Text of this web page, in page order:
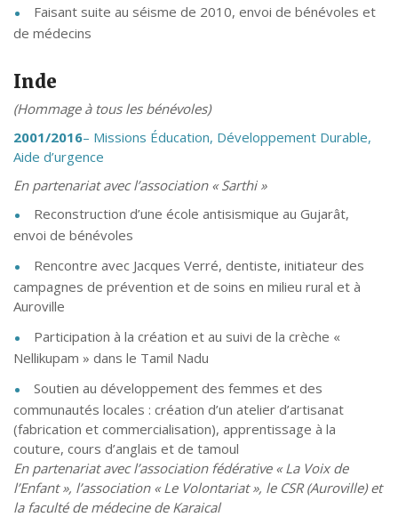
Faisant suite au séisme de 2010, envoi de bénévoles et
de médecins
Inde
(Hommage à tous les bénévoles)
2001/2016– Missions Éducation, Développement Durable,
Aide d’urgence
En partenariat avec l’association « Sarthi »
Reconstruction d’une école antisismique au Gujarât,
envoi de bénévoles
Rencontre avec Jacques Verré, dentiste, initiateur des
campagnes de prévention et de soins en milieu rural et à
Auroville
Participation à la création et au suivi de la crèche «
Nellikupam » dans le Tamil Nadu
Soutien au développement des femmes et des
communautés locales : création d’un atelier d’artisanat
(fabrication et commercialisation), apprentissage à la
couture, cours d’anglais et de tamoul
En partenariat avec l’association fédérative « La Voix de
l’Enfant », l’association « Le Volontariat », le CSR (Auroville) et
la faculté de médecine de Karaical